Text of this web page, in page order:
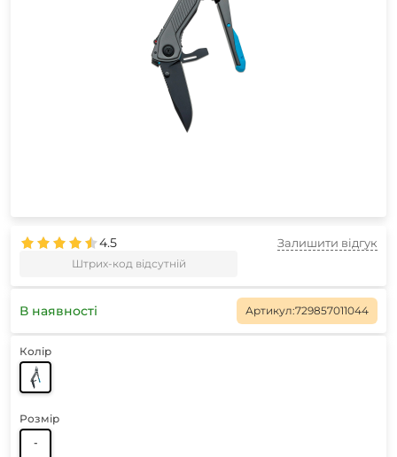
4.5
Штрих-код відсутній
Залишити відгук
В наявності Артикул:729857011044
Колір
Розмір
-